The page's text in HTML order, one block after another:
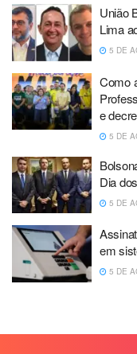
União
Lima
5 DE
Como
e
5 DE
Dia
5 DE
em
5 DE